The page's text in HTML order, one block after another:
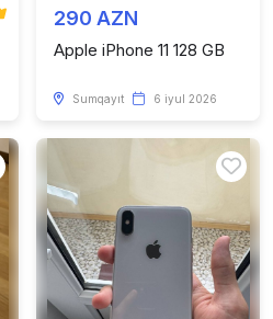
290 AZN
Apple iPhone 11 128 GB
Sumqayıt 6 iyul 2026